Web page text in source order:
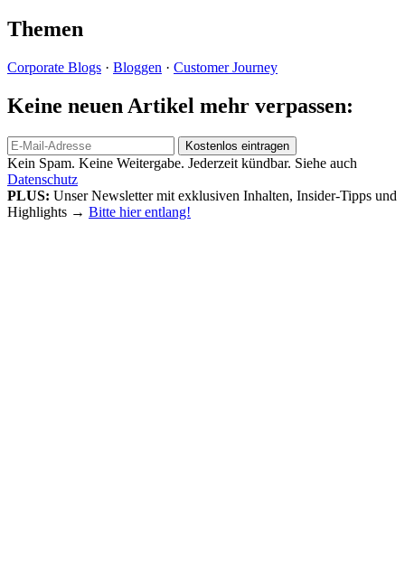
Themen
Corporate Blogs · Bloggen · Customer Journey
Keine neuen Artikel mehr verpassen:
Kein Spam. Keine Weitergabe. Jederzeit kündbar. Siehe auch
Datenschutz
PLUS: Unser Newsletter mit exklusiven Inhalten, Insider-Tipps und
Highlights → Bitte hier entlang!